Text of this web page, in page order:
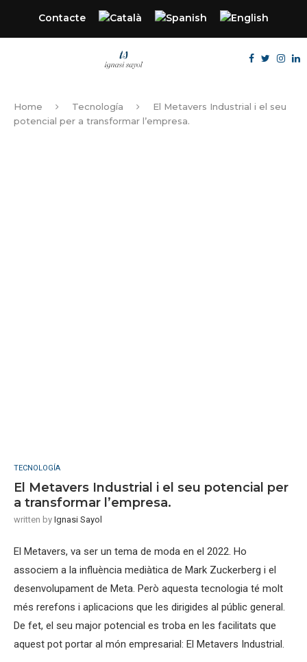
Contacte
Home Tecnología
El Metavers Industrial i el seu
potencial per a transformar l’empresa.
TECNOLOGÍA
El Metavers Industrial i el seu potencial per
a transformar l’empresa.
written by Ignasi Sayol
El Metavers, va ser un tema de moda en el 2022. Ho
associem a la influència mediàtica de Mark Zuckerberg i el
desenvolupament de Meta. Però aquesta tecnologia té molt
més rerefons i aplicacions que les dirigides al públic general.
De fet, el seu major potencial es troba en les facilitats que
aquest pot portar al món empresarial: El Metavers Industrial.